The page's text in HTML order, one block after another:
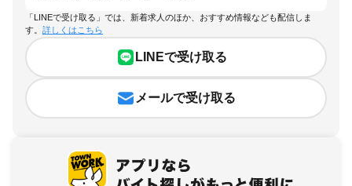
「LINEで受け取る」では、新着求人のほか、おすすめ情報なども配信しま
す。 詳しくはこちら
LINEで受け取る
メールで受け取る